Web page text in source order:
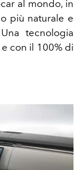
al mondo, in
più naturale e
tecnologia
con il 100% di